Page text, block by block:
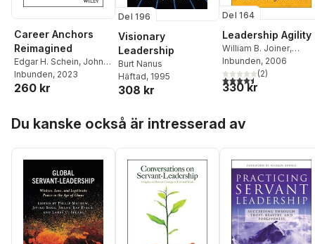
Career Anchors
Reimagined
Edgar H. Schein, John
Van Maanen,Peter A.
Schein
Inbunden, 2023
260 kr
Del 196
Visionary
Leadership
Burt Nanus
Häftad, 1995
308 kr
Del 164
Leadership Agility
William B. Joiner,
Stephen A. Josephs
Inbunden, 2006
4,5utav 5 stjärnor.
(2)
330 kr
Du kanske också är intresserad av